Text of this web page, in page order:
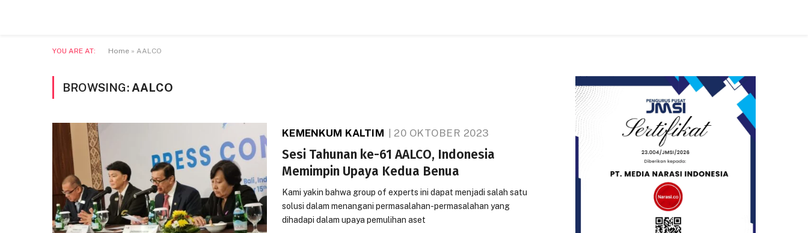
YOU ARE AT: Home » AALCO
BROWSING: AALCO
KEMENKUM KALTIM 20 OKTOBER 2023
Sesi Tahunan ke-61 AALCO, Indonesia
Memimpin Upaya Kedua Benua
Kami yakin bahwa group of experts ini dapat menjadi salah satu
solusi dalam menangani permasalahan-permasalahan yang
dihadapi dalam upaya pemulihan aset